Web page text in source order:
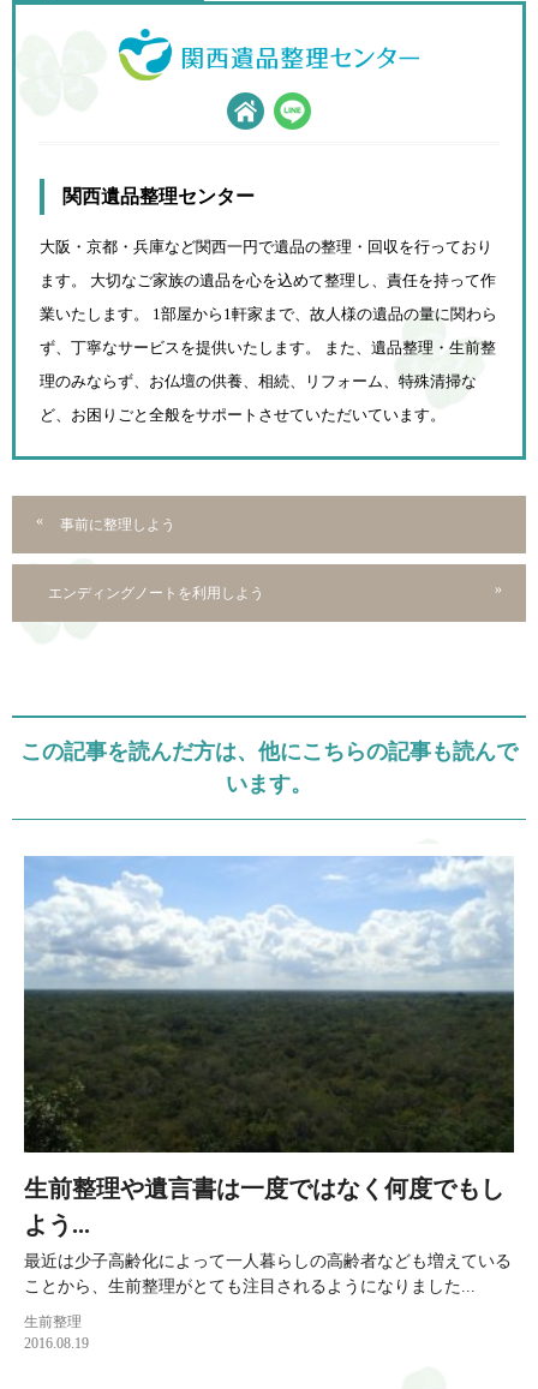
関西遺品整理センター
大阪・京都・兵庫など関西一円で遺品の整理・回収を行っており
ます。 大切なご家族の遺品を心を込めて整理し、責任を持って作
業いたします。 1部屋から1軒家まで、故人様の遺品の量に関わら
ず、 丁寧なサービスを提供いたします。 また、遺品整理・生前整
理のみならず、お仏壇の供養、相続、
リフォーム、特殊清掃な
ど、お困りごと全般をサポートさせていただいています。
事前に整理しよう
エンディングノートを利用しよう
この記事を読んだ方は、他にこちらの記事も読んで
います。
生前整理や遺言書は一度ではなく何度でもし
よう...
最近は少子高齢化によって一人暮らしの高齢者なども増えている
ことから、生前整理がとても注目されるようになりました...
生前整理
2016.08.19